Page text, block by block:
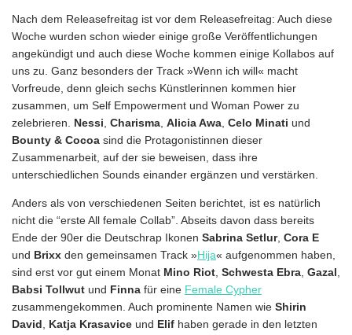
Nach dem Releasefreitag ist vor dem Releasefreitag: Auch diese
Woche wurden schon wieder einige große Veröffentlichungen
angekündigt und auch diese Woche kommen einige Kollabos auf
uns zu. Ganz besonders der Track »Wenn ich will« macht
Vorfreude, denn gleich sechs Künstlerinnen kommen hier
zusammen, um Self Empowerment und Woman Power zu
zelebrieren. Nessi, Charisma, Alicia Awa, Celo Minati und
Bounty & Cocoa sind die Protagonistinnen dieser
Zusammenarbeit, auf der sie beweisen, dass ihre
unterschiedlichen Sounds einander ergänzen und verstärken.
Anders als von verschiedenen Seiten berichtet, ist es natürlich
nicht die “erste All female Collab”. Abseits davon dass bereits
Ende der 90er die Deutschrap Ikonen Sabrina Setlur, Cora E
und Brixx den gemeinsamen Track »Hija« aufgenommen haben,
sind erst vor gut einem Monat Mino Riot, Schwesta Ebra, Gazal,
Babsi Tollwut und Finna für eine Female Cypher
zusammengekommen. Auch prominente Namen wie Shirin
David, Katja Krasavice und Elif haben gerade in den letzten